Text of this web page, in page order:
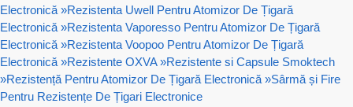
Electronică »Rezistenta Uwell Pentru Atomizor De Țigară
Electronică »Rezistenta Vaporesso Pentru Atomizor De Țigară
Electronică »Rezistenta Voopoo Pentru Atomizor De Țigară
Electronică »Rezistente OXVA »Rezistente si Capsule Smoktech
»Rezistență Pentru Atomizor De Țigară Electronică »Sârmă și Fire
Pentru Rezistențe De Țigari Electronice